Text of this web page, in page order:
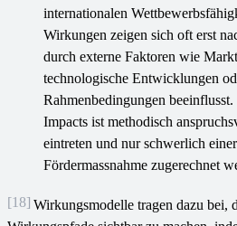
internationalen
Wirkungen zeigen sich oft erst
durch externe Faktoren wie
technologische Entwicklungen
Rahmenbedingungen
Impacts ist methodisch
eintreten und nur schwerlich
Fördermassnahme zugerechnet
[18] Wirkungsmodelle tragen dazu bei,